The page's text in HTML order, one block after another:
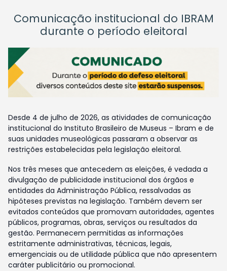
Comunicação institucional do IBRAM
durante o período eleitoral
Desde 4 de julho de 2026, as atividades de comunicação
institucional do Instituto Brasileiro de Museus – Ibram e de
suas unidades museológicas passaram a observar as
restrições estabelecidas pela legislação eleitoral.
Nos três meses que antecedem as eleições, é vedada a
divulgação de publicidade institucional dos órgãos e
entidades da Administração Pública, ressalvadas as
hipóteses previstas na legislação. Também devem ser
evitados conteúdos que promovam autoridades, agentes
públicos, programas, obras, serviços ou resultados da
gestão. Permanecem permitidas as informações
estritamente administrativas, técnicas, legais,
emergenciais ou de utilidade pública que não apresentem
caráter publicitário ou promocional.